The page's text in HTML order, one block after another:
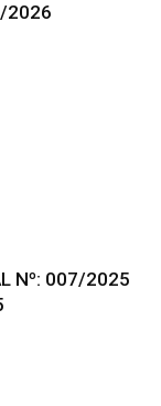
2026
Nº: 007/2025